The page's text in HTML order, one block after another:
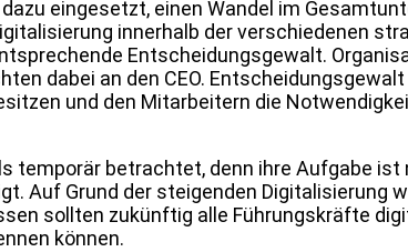
eingesetzt, einen Wandel im
innerhalb der verschiedenen
Entscheidungsgewalt.
dabei an den CEO.
und den Mitarbeitern die
temporär betrachtet, denn ihre Aufgabe
Auf Grund der steigenden Digitalisierung
sollten zukünftig alle Führungskräfte
können.